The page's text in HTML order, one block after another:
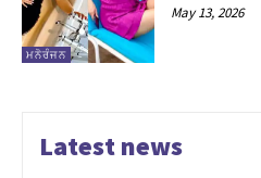
ਮਨੋਰੰਜਨ
May 13, 2026
Latest news